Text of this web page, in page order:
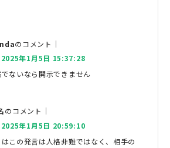
のコメント｜
年1月5日 15:37:28
でないなら開示できません
のコメント｜
年1月5日 20:59:10
この発言は人格非難ではなく、相手の